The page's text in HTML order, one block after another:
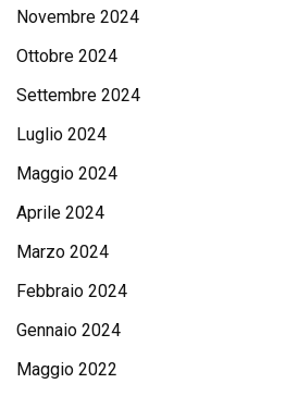
Novembre 2024
Ottobre 2024
Settembre 2024
Luglio 2024
Maggio 2024
Aprile 2024
Marzo 2024
Febbraio 2024
Gennaio 2024
Maggio 2022